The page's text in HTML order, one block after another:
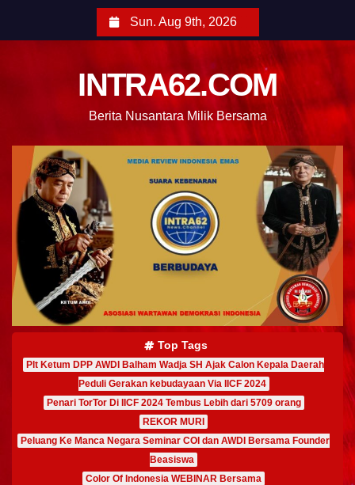
Sun. Aug 9th, 2026
INTRA62.COM
Berita Nusantara Milik Bersama
Top Tags
Plt Ketum DPP AWDI Balham Wadja SH Ajak Calon Kepala Daerah
Peduli Gerakan kebudayaan Via IICF 2024
Penari TorTor Di IICF 2024 Tembus Lebih dari 5709 orang
REKOR MURI
Peluang Ke Manca Negara Seminar COI dan AWDI Bersama Founder
Beasiswa
Color Of Indonesia WEBINAR Bersama